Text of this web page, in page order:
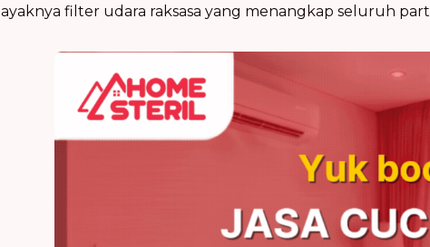
layaknya filter udara raksasa yang menangkap seluruh